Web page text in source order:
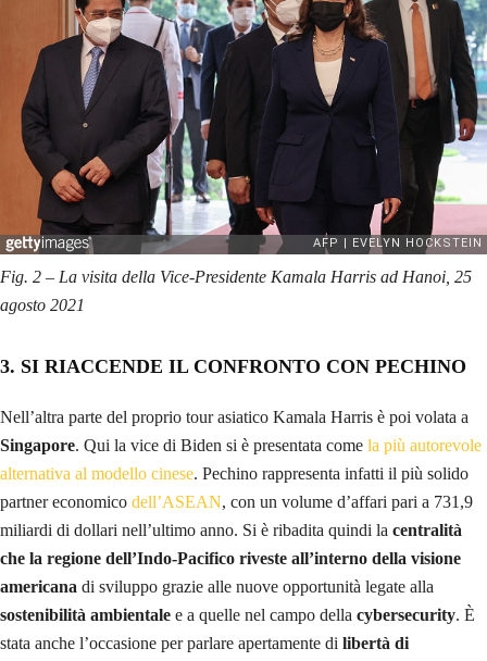
Fig. 2 – La visita della Vice-Presidente Kamala Harris ad Hanoi, 25
agosto 2021
3. SI RIACCENDE IL CONFRONTO CON PECHINO
Nell’altra parte del proprio tour asiatico Kamala Harris è poi volata a
Singapore. Qui la vice di Biden si è presentata come la più autorevole
alternativa al modello cinese. Pechino rappresenta infatti il più solido
partner economico dell’ASEAN, con un volume d’affari pari a 731,9
miliardi di dollari nell’ultimo anno. Si è ribadita quindi la centralità
che la regione dell’Indo-Pacifico riveste all’interno della visione
americana di sviluppo grazie alle nuove opportunità legate alla
sostenibilità ambientale e a quelle nel campo della cybersecurity. È
stata anche l’occasione per parlare apertamente di libertà di